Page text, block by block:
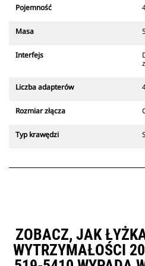
zasięgu
Cat są
kopania
Pojemność
Masa
Interfejs
Liczba adapterów
Rozmiar złącza
Typ krawędzi
ZOBACZ, JAK
WYTRZYMAŁOŚCI